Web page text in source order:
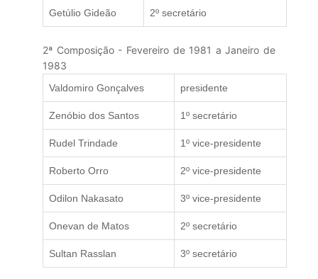
Getúlio Gideão 2º secretário
2ª Composição - Fevereiro de 1981 a Janeiro de
1983
Valdomiro Gonçalves presidente
Zenóbio dos Santos 1º secretário
Rudel Trindade 1º vice-presidente
Roberto Orro 2º vice-presidente
Odilon Nakasato 3º vice-presidente
Onevan de Matos 2º secretário
Sultan Rasslan 3º secretário